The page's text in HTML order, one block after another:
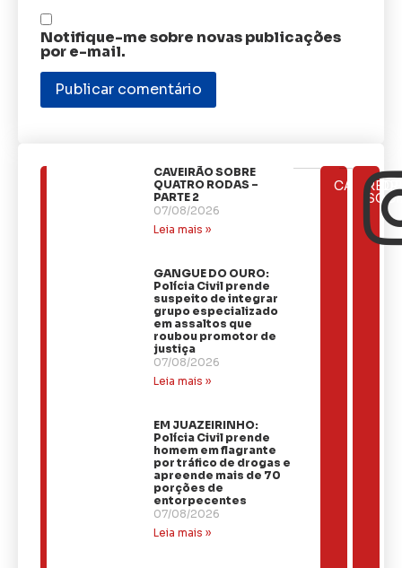
Notifique-me sobre novas publicações
por e-mail.
CAVEIRÃO SOBRE
QUATRO RODAS –
PARTE 2
07/08/2026
Leia mais »
GANGUE DO OURO:
Polícia Civil prende
suspeito de integrar
grupo especializado
em assaltos que
roubou promotor de
justiça
07/08/2026
Leia mais »
EM JUAZEIRINHO:
Polícia Civil prende
homem em flagrante
por tráfico de drogas e
apreende mais de 70
porções de
entorpecentes
07/08/2026
Leia mais »